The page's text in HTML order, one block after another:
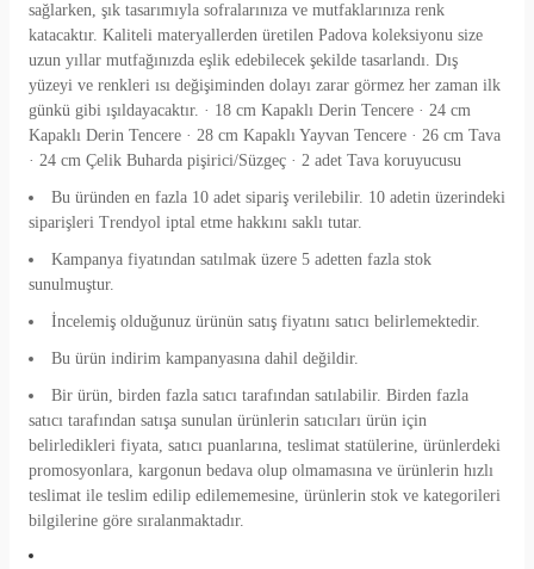
sağlarken, şık tasarımıyla sofralarınıza ve mutfaklarınıza renk
katacaktır. Kaliteli materyallerden üretilen Padova koleksiyonu size
uzun yıllar mutfağınızda eşlik edebilecek şekilde tasarlandı. Dış
yüzeyi ve renkleri ısı değişiminden dolayı zarar görmez her zaman ilk
günkü gibi ışıldayacaktır. · 18 cm Kapaklı Derin Tencere · 24 cm
Kapaklı Derin Tencere · 28 cm Kapaklı Yayvan Tencere · 26 cm Tava
· 24 cm Çelik Buharda pişirici/Süzgeç · 2 adet Tava koruyucusu
Bu üründen en fazla 10 adet sipariş verilebilir. 10 adetin üzerindeki
siparişleri Trendyol iptal etme hakkını saklı tutar.
Kampanya fiyatından satılmak üzere 5 adetten fazla stok
sunulmuştur.
İncelemiş olduğunuz ürünün satış fiyatını satıcı belirlemektedir.
Bu ürün indirim kampanyasına dahil değildir.
Bir ürün, birden fazla satıcı tarafından satılabilir. Birden fazla
satıcı tarafından satışa sunulan ürünlerin satıcıları ürün için
belirledikleri fiyata, satıcı puanlarına, teslimat statülerine, ürünlerdeki
promosyonlara, kargonun bedava olup olmamasına ve ürünlerin hızlı
teslimat ile teslim edilip edilememesine, ürünlerin stok ve kategorileri
bilgilerine göre sıralanmaktadır.